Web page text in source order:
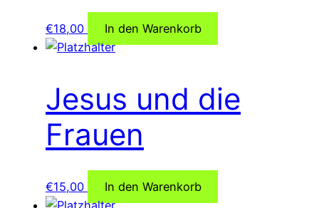
€18,00 In den Warenkorb
Jesus und die
Frauen
€15,00 In den Warenkorb